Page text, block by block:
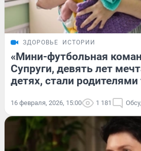
ЗДОРОВЬЕ ИСТОРИИ
«Мини-футбольная
Супруги, девять лет
детях, стали родителями
16 февраля, 2026, 15:00 1 181